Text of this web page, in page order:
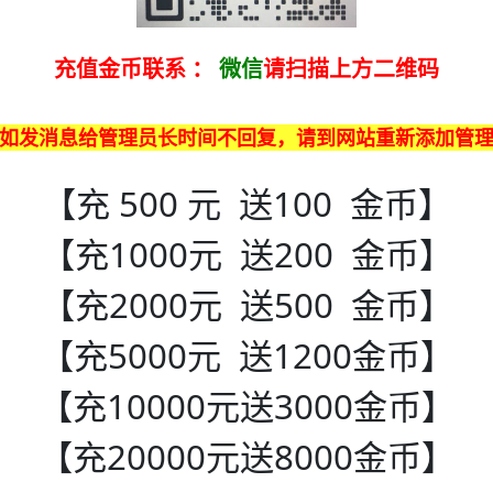
充值金币联系 ： 微信请扫描上方二维码
发消息给管理员长时间不回复，请到网站重新添加管理
【充 500 元 送100 金币】
【充1000元 送200 金币】
【充2000元 送500 金币】
【充5000元 送1200金币】
【充10000元送3000金币】
【充20000元送8000金币】